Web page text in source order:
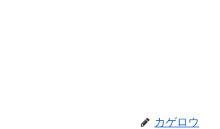
カゲロウ